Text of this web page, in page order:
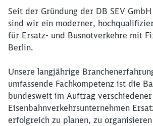
Seit der Gründung der DB SEV
sind wir ein moderner,
für Ersatz- und Busnotverkehre mit
Berlin.
Unsere langjährige
umfassende Fachkompetenz ist die
bundesweit im Auftrag verschiedener
Eisenbahnverkehrsunternehmen
erfolgreich zu planen, zu